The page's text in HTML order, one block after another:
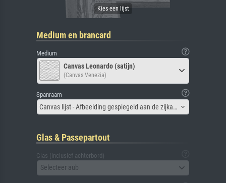
Medium en brancard
Medium
Canvas Leonardo (satijn)
(Canvas Venezia)
Spanraam
Canvas lijst - Afbeelding gespiegeld aan de zijkant
Glas & Passepartout
Glas (inclusief achterbord)
Selecteer aub